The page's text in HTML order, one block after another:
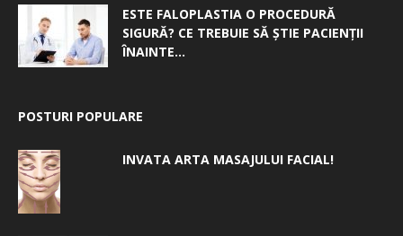
ESTE FALOPLASTIA O PROCEDURĂ
SIGURĂ? CE TREBUIE SĂ ȘTIE PACIENȚII
ÎNAINTE...
POSTURI POPULARE
INVATA ARTA MASAJULUI FACIAL!